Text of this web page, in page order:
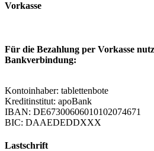
Vorkasse
Für die Bezahlung per Vorkasse
Bankverbindung:
Kontoinhaber: tablettenbote
Kreditinstitut: apoBank
IBAN: DE67300606010102074671
BIC: DAAEDEDDXXX
Lastschrift